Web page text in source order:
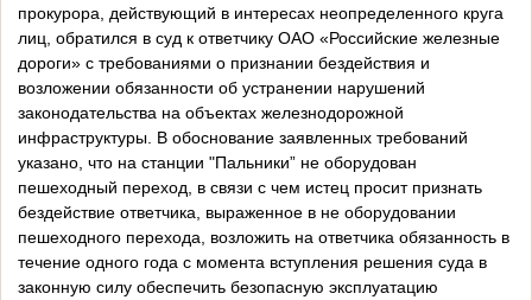
прокурора, действующий в интересах неопределенного круга
лиц, обратился в суд к ответчику ОАО «Российские железные
дороги» с требованиями о признании бездействия и
возложении обязанности об устранении нарушений
законодательства на объектах железнодорожной
инфраструктуры. В обоснование заявленных требований
указано, что на станции "Пальники” не оборудован
пешеходный переход, в связи с чем истец просит признать
бездействие ответчика, выраженное в не оборудовании
пешеходного перехода, возложить на ответчика обязанность в
течение одного года с момента вступления решения суда в
законную силу обеспечить безопасную эксплуатацию